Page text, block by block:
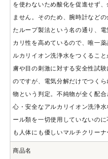
を使わないため酸化を促進せず
ません。そのため、腕時計など
たループ製法という名の通り、
カリ性を高めているので、唯一
ルカリイオン洗浄水をつくるこ
膚や目の刺激に対する安全性試
のですが、電気分解だけでつく
物という判定。不純物が全く配
心・安全なアルカリイオン洗浄
ール類を一切使用していないの
も人体にも優しいマルチクリーナ
商品名